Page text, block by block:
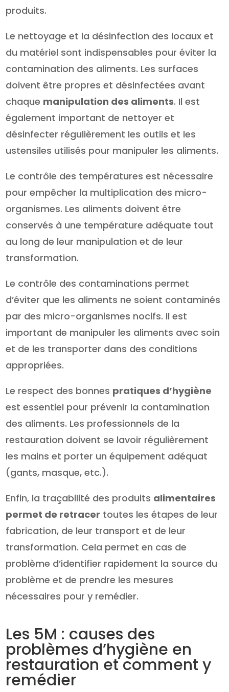
produits.
Le nettoyage et la désinfection des locaux et
du matériel sont indispensables pour éviter la
contamination des aliments. Les surfaces
doivent être propres et désinfectées avant
chaque manipulation des aliments. Il est
également important de nettoyer et
désinfecter régulièrement les outils et les
ustensiles utilisés pour manipuler les aliments.
Le contrôle des températures est nécessaire
pour empêcher la multiplication des micro-
organismes. Les aliments doivent être
conservés à une température adéquate tout
au long de leur manipulation et de leur
transformation.
Le contrôle des contaminations permet
d’éviter que les aliments ne soient contaminés
par des micro-organismes nocifs. Il est
important de manipuler les aliments avec soin
et de les transporter dans des conditions
appropriées.
Le respect des bonnes pratiques d’hygiène
est essentiel pour prévenir la contamination
des aliments. Les professionnels de la
restauration doivent se lavoir régulièrement
les mains et porter un équipement adéquat
(gants, masque, etc.).
Enfin, la traçabilité des produits alimentaires
permet de retracer toutes les étapes de leur
fabrication, de leur transport et de leur
transformation. Cela permet en cas de
problème d’identifier rapidement la source du
problème et de prendre les mesures
nécessaires pour y remédier.
Les 5M : causes des
problèmes d’hygiène en
restauration et comment y
remédier